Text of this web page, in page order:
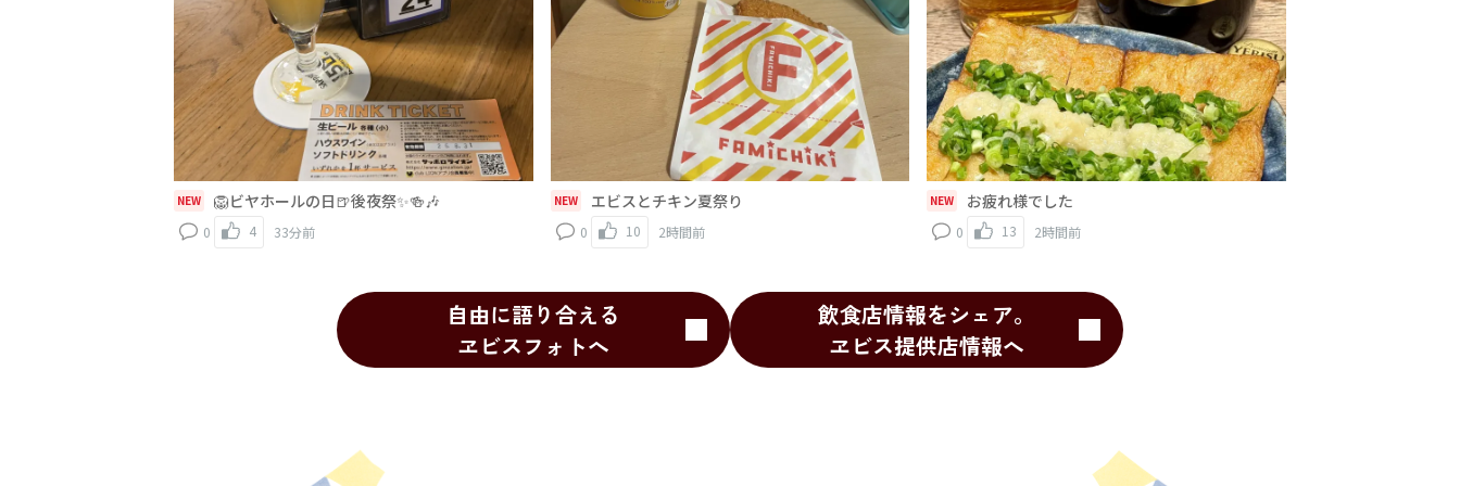
NEW 🦁ビヤホールの日🍺後夜祭✨🍻🎶
0 4 33分前
NEW エビスとチキン夏祭り
0 10 2時間前
NEW お疲れ様でした
0 13 2時間前